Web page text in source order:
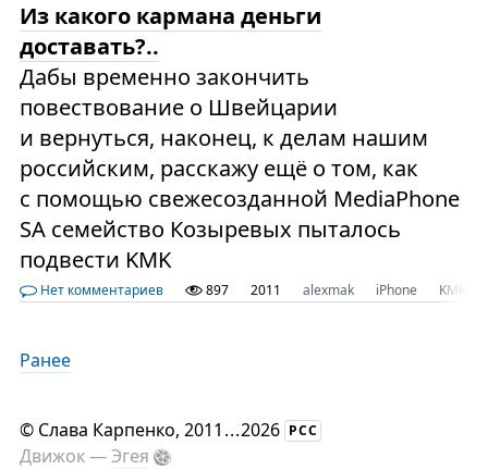
Из какого кармана деньги
доставать?..
Дабы временно закончить
повествование о Швейцарии
и вернуться, наконец, к делам нашим
российским, расскажу ещё о том, как
с помощью свежесозданной MediaPhone
SA семейство Козыревых пыталось
подвести KMK
Нет комментариев 897 2011 alexmak iPhone KMK
Ранее
© Слава Карпенко, 2011 ...2026 РСС
Движок —Эгея